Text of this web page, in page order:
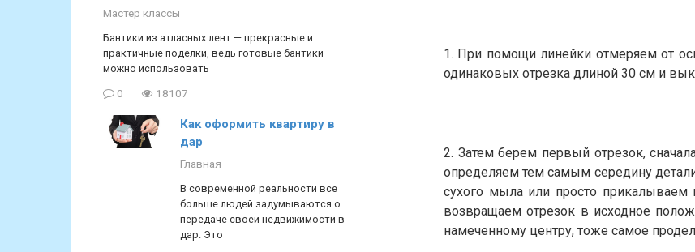
1. При помощи линейки отмеряем от
одинаковых отрезка длиной 30 см и
2. Затем берем первый отрезок,
определяем тем самым середину
сухого мыла или просто
возвращаем отрезок в исходное
намеченному центру, тоже самое
Мастер классы
Бантики из атласных лент — прекрасные и
практичные поделки, ведь готовые бантики
можно использовать
0 18107
Как оформить квартиру в
дар
Главная
В современной реальности все
больше людей задумываются о
передаче своей недвижимости в
дар. Это